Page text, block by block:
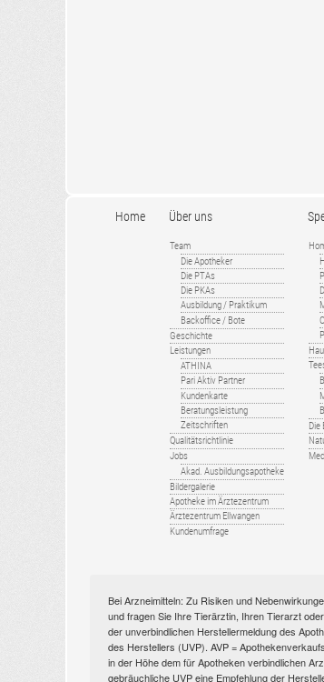
Home Über uns
Team
Die Apotheker
Die PTAs
Die PKAs
Ausbildung / Praktikum
Backoffice / Bote
Geschichte
Leistungen
ATHINA
Pari Aktiv Partner
Kundenkarte
Beratungsleistung
Zeitschriften
Qualitätsrichtlinie
Jobs
Akad. Ausbildungsapotheke
Bildergalerie
Apotheke im Ärztezentrum
Ärztezentrum Ellwangen
Kundenumfrage
Die
Bei Arzneimitteln: Zu Risiken und
und fragen Sie Ihre Tierärztin, Ihren Tierarzt
der unverbindlichen Herstellermeldung des
des Herstellers (UVP). AVP =
in der Höhe dem für Apotheken verbindlichen
gebräuchliche UVP eine Empfehlung der